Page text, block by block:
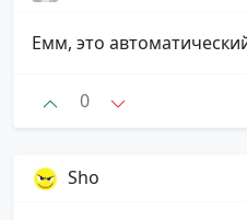
Емм, это
0
Sho